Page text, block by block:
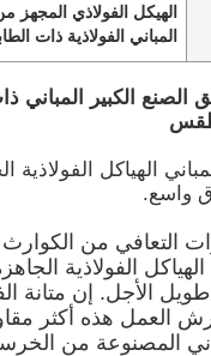
الهيكل الفولاذي المجهز
المباني الفولاذية ذات
الكبير المباني
الهياكل الفولاذية
واسع.
التعافي من
الفولاذية
الأجل. إن متانة
العمل هذه أكثر
المصنوعة من